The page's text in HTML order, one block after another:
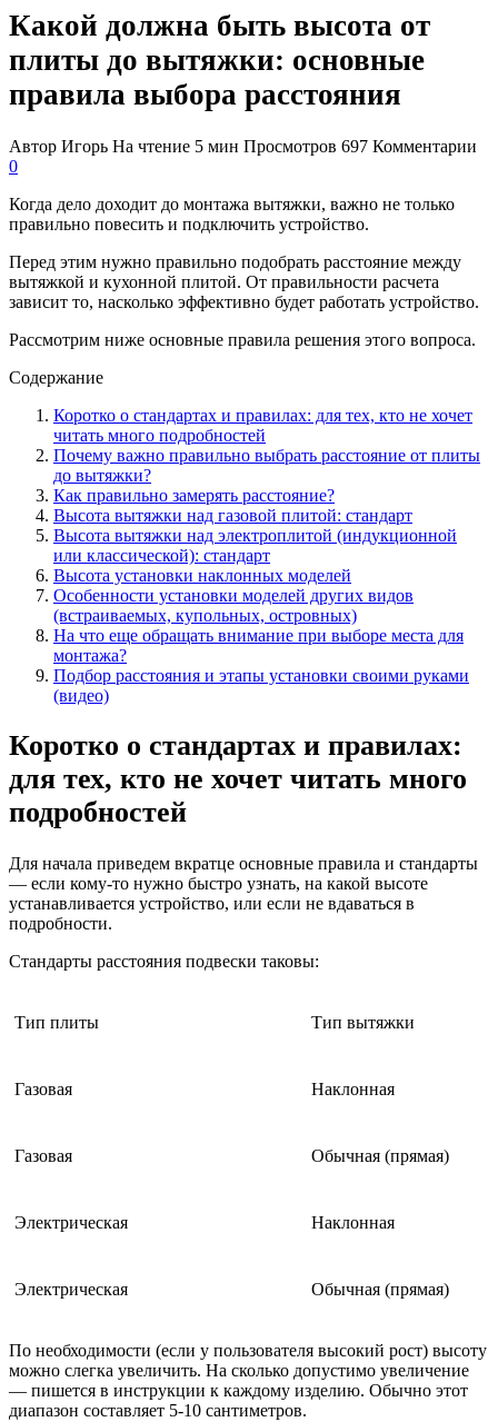
Какой должна быть высота от
плиты до вытяжки: основные
правила выбора расстояния
Автор Игорь На чтение 5 мин Просмотров 697 Комментарии
0
Когда дело доходит до монтажа вытяжки, важно не только
правильно повесить и подключить устройство.
Перед этим нужно правильно подобрать расстояние между
вытяжкой и кухонной плитой. От правильности расчета
зависит то, насколько эффективно будет работать устройство.
Рассмотрим ниже основные правила решения этого вопроса.
Содержание
Коротко о стандартах и правилах: для тех, кто не хочет
читать много подробностей
Почему важно правильно выбрать расстояние от плиты
до вытяжки?
Как правильно замерять расстояние?
Высота вытяжки над газовой плитой: стандарт
Высота вытяжки над электроплитой (индукционной
или классической): стандарт
Высота установки наклонных моделей
Особенности установки моделей других видов
(встраиваемых, купольных, островных)
На что еще обращать внимание при выборе места для
монтажа?
Подбор расстояния и этапы установки своими руками
(видео)
Коротко о стандартах и правилах:
для тех, кто не хочет читать много
подробностей
Для начала приведем вкратце основные правила и стандарты
— если кому-то нужно быстро узнать, на какой высоте
устанавливается устройство, или если не вдаваться в
подробности.
Стандарты расстояния подвески таковы:
Тип плиты Тип вытяжки
Газовая Наклонная
Газовая Обычная (прямая)
Электрическая Наклонная
Электрическая Обычная (прямая)
По необходимости (если у пользователя высокий рост) высоту
можно слегка увеличить. На сколько допустимо увеличение
— пишется в инструкции к каждому изделию. Обычно этот
диапазон составляет 5-10 сантиметров.